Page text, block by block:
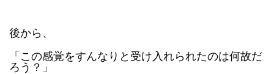
後から、
「この感覚をすんなりと受け入れられたのは何故だ
ろう？」